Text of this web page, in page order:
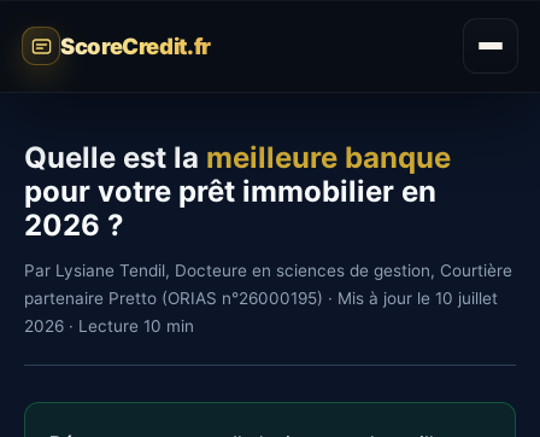
ScoreCredit.fr
Quelle est la meilleure banque
pour votre prêt immobilier en
2026 ?
Par Lysiane Tendil, Docteure en sciences de gestion, Courtière
partenaire Pretto (ORIAS n°26000195) · Mis à jour le 10 juillet
2026 · Lecture 10 min